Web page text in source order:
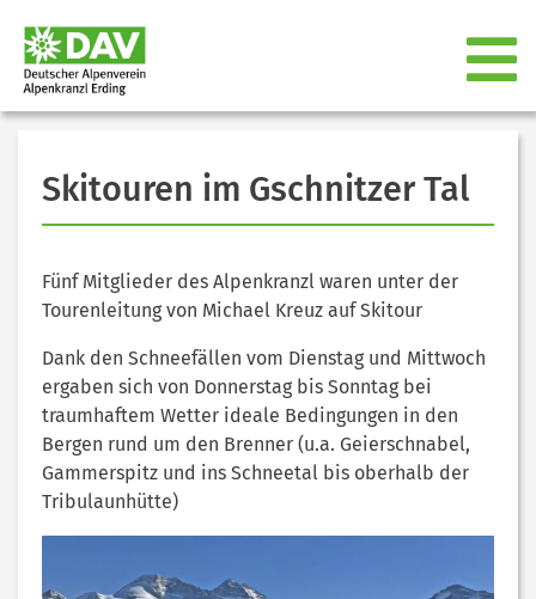
Skitouren im Gschnitzer Tal
Fünf Mitglieder des Alpenkranzl waren unter der
Tourenleitung von Michael Kreuz auf Skitour
Dank den Schneefällen vom Dienstag und Mittwoch
ergaben sich von Donnerstag bis Sonntag bei
traumhaftem Wetter ideale Bedingungen in den
Bergen rund um den Brenner (u.a. Geierschnabel,
Gammerspitz und ins Schneetal bis oberhalb der
Tribulaunhütte)